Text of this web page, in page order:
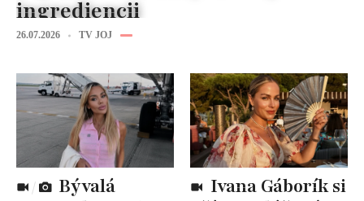
ingrediencii
26.07.2026 TV JOJ